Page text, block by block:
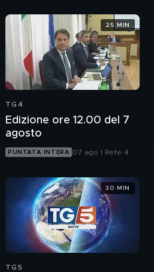
TG4
Edizione ore 12.00 del 7
agosto
PUNTATA INTERA 07 ago | Rete 4
25 MIN
TG5
30 MIN